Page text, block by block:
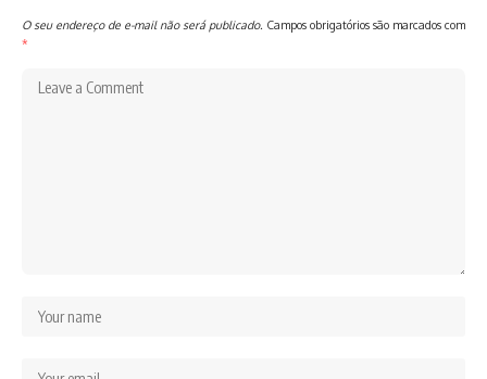
O seu endereço de e-mail não será publicado. Campos obrigatórios são marcados com
*